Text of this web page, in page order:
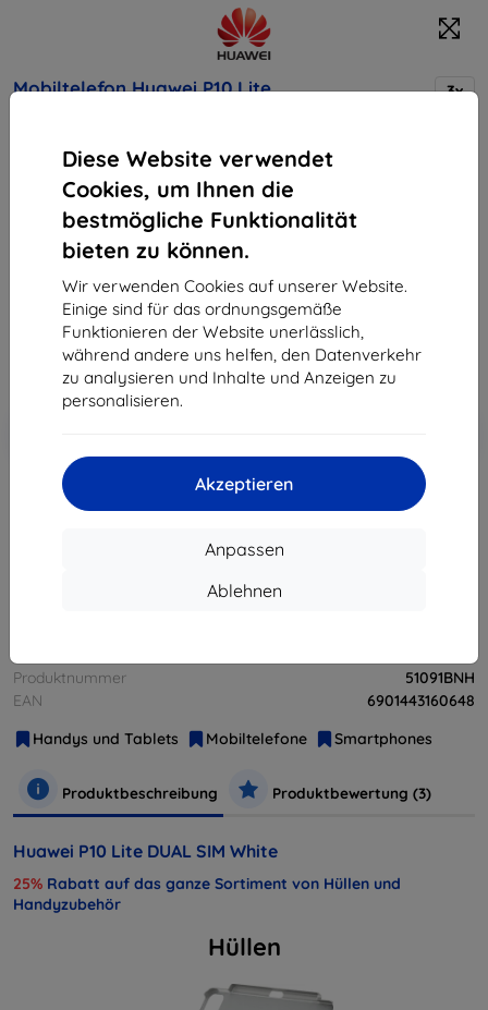
Diese Website verwendet
Cookies, um Ihnen die
bestmögliche Funktionalität
bieten zu können.
Wir verwenden Cookies auf unserer Website.
Einige sind für das ordnungsgemäße
Funktionieren der Website unerlässlich,
während andere uns helfen, den Datenverkehr
zu analysieren und Inhalte und Anzeigen zu
personalisieren.
Akzeptieren
Anpassen
Ablehnen
Mobiltelefon Huawei P10 Lite
3x
Kaufen Sie dieses Gerät und erhalten Sie
Rabatt
auf sämtliches Zubehör dafür!
Produktbeschreibung
227,90 €
205,11 €
ohne MWSt 172,36 €
Produktnummer
51091BNH
EAN
6901443160648
Handys und Tablets
Mobiltelefone Smartphones
Produktbeschreibung Produktbewertung (3)
Huawei P10 Lite DUAL SIM White
25% Rabatt auf das ganze Sortiment von Hüllen und
Handyzubehör
Hüllen